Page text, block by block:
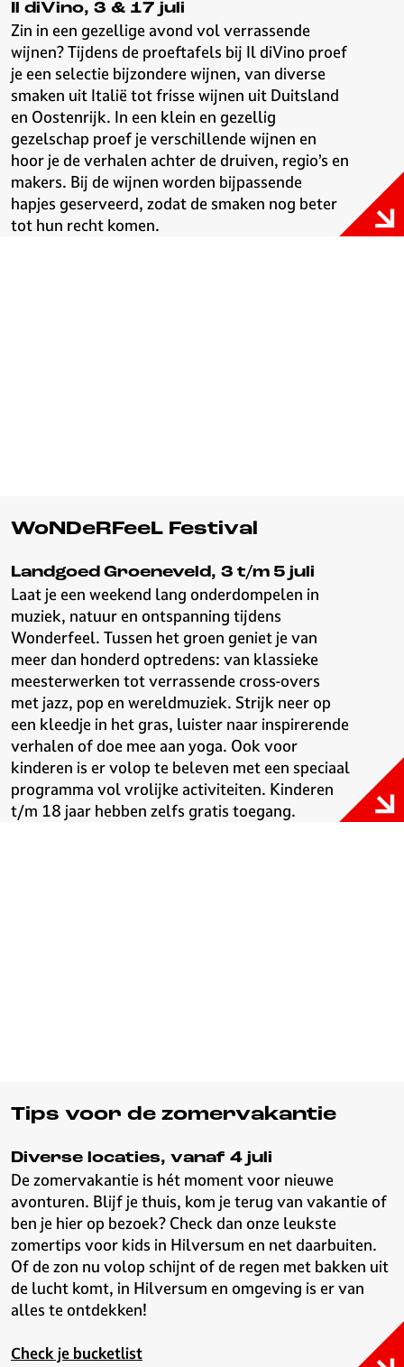
Il diVino, 3 & 17 juli
Zin in een gezellige avond vol verrassende
wijnen? Tijdens de proeftafels bij Il diVino proef
je een selectie bijzondere wijnen, van diverse
smaken uit Italië tot frisse wijnen uit Duitsland
en Oostenrijk. In een klein en gezellig
gezelschap proef je verschillende wijnen en
hoor je de verhalen achter de druiven, regio’s en
makers. Bij de wijnen worden bijpassende
hapjes geserveerd, zodat de smaken nog beter
tot hun recht komen.
WoNDeRFeeL Festival
Landgoed Groeneveld, 3 t/m 5 juli
Laat je een weekend lang onderdompelen in
muziek, natuur en ontspanning tijdens
Wonderfeel. Tussen het groen geniet je van
meer dan honderd optredens: van klassieke
meesterwerken tot verrassende cross-overs
met jazz, pop en wereldmuziek. Strijk neer op
een kleedje in het gras, luister naar inspirerende
verhalen of doe mee aan yoga. Ook voor
kinderen is er volop te beleven met een speciaal
programma vol vrolijke activiteiten. Kinderen
t/m 18 jaar hebben zelfs gratis toegang.
Tips voor de zomervakantie
Diverse locaties, vanaf 4 juli
De zomervakantie is hét moment voor nieuwe
avonturen. Blijf je thuis, kom je terug van vakantie of
ben je hier op bezoek? Check dan onze leukste
zomertips voor kids in Hilversum en net daarbuiten.
Of de zon nu volop schijnt of de regen met bakken uit
de lucht komt, in Hilversum en omgeving is er van
alles te ontdekken!
Check je bucketlist